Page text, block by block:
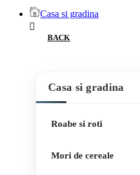
Casa si gradina
BACK
Casa si gradina
Roabe si roti
Mori de cereale